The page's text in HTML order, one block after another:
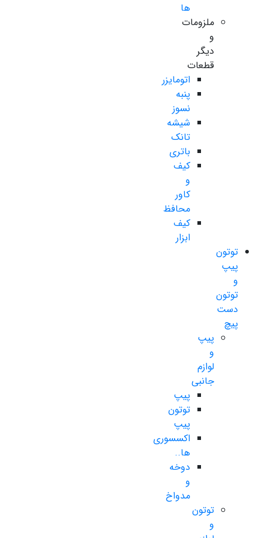
ها
ملزومات
و
دیگر
قطعات
اتومایزر
پنبه
نسوز
شیشه
تانک
باتری
کیف
و
کاور
محافظ
کیف
ابزار
توتون
پیپ
و
توتون
دست
پیچ
پیپ
و
لوازم
جانبی
پیپ
توتون
پیپ
اکسسوری
ها..
دوخه
و
مدواخ
توتون
و